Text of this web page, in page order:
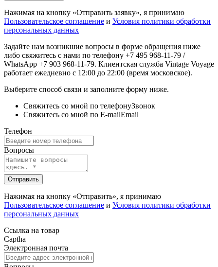
Нажимая на кнопку «Отправить заявку», я принимаю
Пользовательское соглашение и Условия политики обработки
персональных данных
Задайте нам возникшие вопросы в форме обращения ниже
либо свяжитесь с нами по телефону +7 495 968-11-79 /
WhatsApp +7 903 968-11-79. Клиентская служба Vintage Voyage
работает ежедневно с 12:00 до 22:00 (время московское).
Выберите способ связи и заполните форму ниже.
Свяжитесь со мной по телефонуЗвонок
Свяжитесь со мной по E-mailEmail
Телефон
Вопросы
Отправить
Нажимая на кнопку «Отправить», я принимаю
Пользовательское соглашение и Условия политики обработки
персональных данных
Ссылка на товар
Captha
Электронная почта